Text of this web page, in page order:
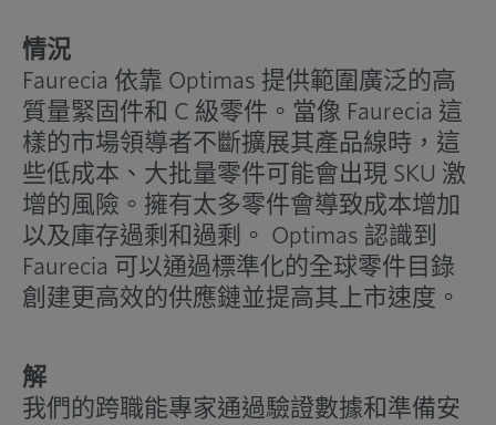
情況
Faurecia 依靠 Optimas 提供範圍廣泛的高
質量緊固件和 C 級零件。當像 Faurecia 這
樣的市場領導者不斷擴展其產品線時，這
些低成本、大批量零件可能會出現 SKU 激
增的風險。擁有太多零件會導致成本增加
以及庫存過剩和過剩。 Optimas 認識到
Faurecia 可以通過標準化的全球零件目錄
創建更高效的供應鏈並提高其上市速度。
解
我們的跨職能專家通過驗證數據和準備安